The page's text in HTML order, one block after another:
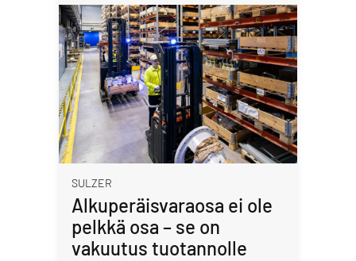
SULZER
Alkuperäisvaraosa ei ole
pelkkä osa – se on
vakuutus tuotannolle